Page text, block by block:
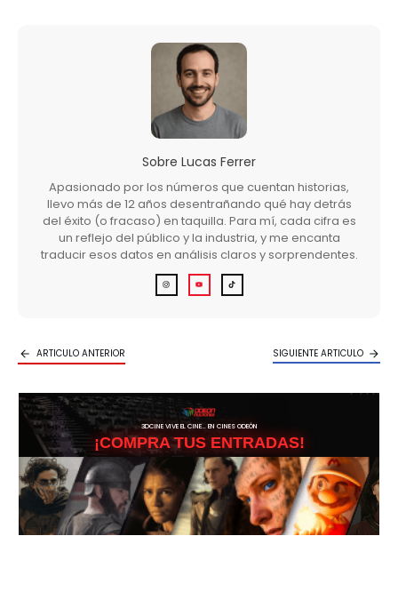
Sobre Lucas Ferrer
Apasionado por los números que cuentan historias,
llevo más de 12 años desentrañando qué hay detrás
del éxito (o fracaso) en taquilla. Para mí, cada cifra es
un reflejo del público y la industria, y me encanta
traducir esos datos en análisis claros y sorprendentes.
ARTICULO ANTERIOR SIGUIENTE ARTICULO
3DCINE VIVE EL CINE… EN CINES ODEÓN
¡COMPRA TUS ENTRADAS!